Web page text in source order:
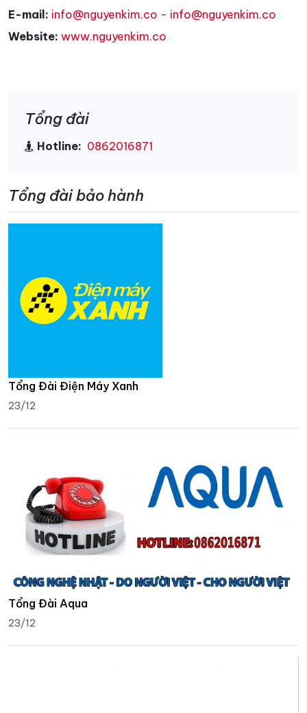
E-mail: info@nguyenkim.co - info@nguyenkim.co
Website: www.nguyenkim.co
Tổng đài
Hotline: 0862016871
Tổng đài bảo hành
Tổng Đài Điện Máy Xanh
23/12
Tổng Đài Aqua
23/12